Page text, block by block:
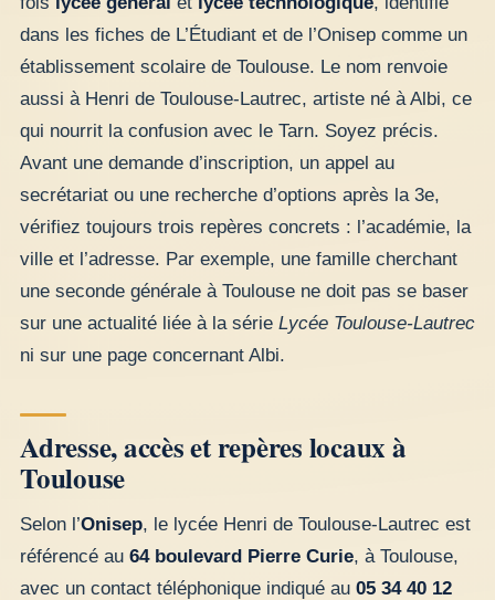
dans les fiches de L’Étudiant et de l’Onisep comme un
établissement scolaire de Toulouse. Le nom renvoie
aussi à Henri de Toulouse-Lautrec, artiste né à Albi, ce
qui nourrit la confusion avec le Tarn. Soyez précis.
Avant une demande d’inscription, un appel au
secrétariat ou une recherche d’options après la 3e,
vérifiez toujours trois repères concrets : l’académie, la
ville et l’adresse. Par exemple, une famille cherchant
une seconde générale à Toulouse ne doit pas se baser
sur une actualité liée à la série Lycée Toulouse-Lautrec
ni sur une page concernant Albi.
Adresse, accès et repères locaux à
Toulouse
Selon l’Onisep, le lycée Henri de Toulouse-Lautrec est
référencé au 64 boulevard Pierre Curie, à Toulouse,
avec un contact téléphonique indiqué au 05 34 40 12